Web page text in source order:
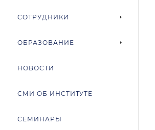
СОТРУДНИКИ
ОБРАЗОВАНИЕ
НОВОСТИ
СМИ ОБ ИНСТИТУТЕ
СЕМИНАРЫ